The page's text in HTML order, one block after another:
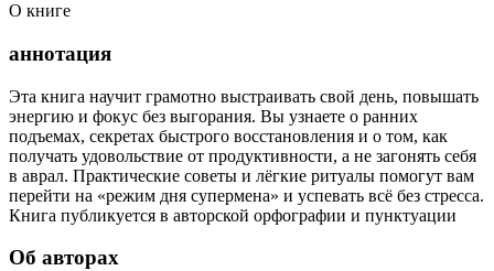
О книге
аннотация
Эта книга научит грамотно выстраивать свой день, повышать
энергию и фокус без выгорания. Вы узнаете о ранних
подъемах, секретах быстрого восстановления и о том, как
получать удовольствие от продуктивности, а не загонять себя
в аврал. Практические советы и лёгкие ритуалы помогут вам
перейти на «режим дня супермена» и успевать всё без стресса.
Книга публикуется в авторской орфографии и пунктуации
Об авторах